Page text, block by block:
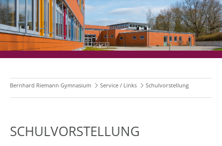
Bernhard Riemann Gymnasium Service / Links Schulvorstellung
SCHULVORSTELLUNG